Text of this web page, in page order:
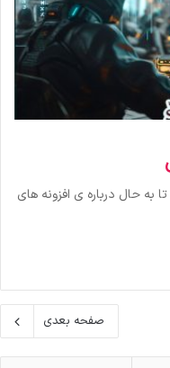
به حال درباره ی افزونه های
صفحه بعدی